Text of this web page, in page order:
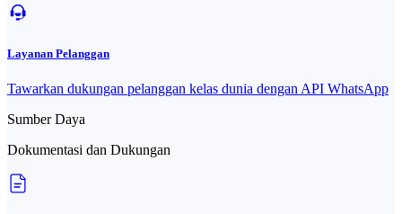
Layanan Pelanggan
Tawarkan dukungan pelanggan kelas dunia dengan API WhatsApp
Sumber Daya
Dokumentasi dan Dukungan